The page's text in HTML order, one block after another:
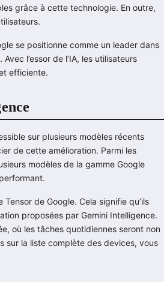
grâce à cette technologie. En outre,
se positionne comme un leader dans
l’essor de l’IA, les utilisateurs
efficiente.
sur plusieurs modèles récents
de cette amélioration. Parmi les
modèles de la gamme Google
de Google. Cela signifie qu’ils
proposées par Gemini Intelligence.
où les tâches quotidiennes seront non
sur la liste complète des devices, vous